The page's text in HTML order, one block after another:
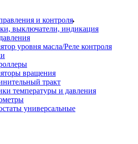
и контроля
выключатели, индикация
уровня масла/Реле контроля
вращения
тракт
температуры и давления
универсальные